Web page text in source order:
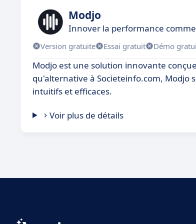
Modjo
Innover la performance
Version gratuite Essai gratuit Démo
Modjo est une solution innovante
qu'alternative à Societeinfo.com, Modjo
intuitifs et efficaces.
Voir plus de détails